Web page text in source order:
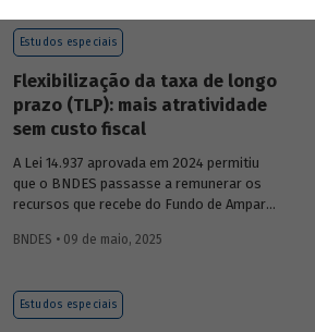
Ministra de Gestão e Inovação para o
Setor Público debatarem um novo
região.
Estudos especiais
Flexibilização da taxa de longo
prazo (TLP): mais atratividade
sem custo fiscal
A Lei 14.937 aprovada em 2024 permitiu
que o BNDES passasse a remunerar os
recursos que recebe do Fundo de Amparo
quanto por taxas nominais prefixadas de
impacto dessa mudança na atratividade
do apoio do BNDES.
BNDES • 09 de maio, 2025
Estudos especiais